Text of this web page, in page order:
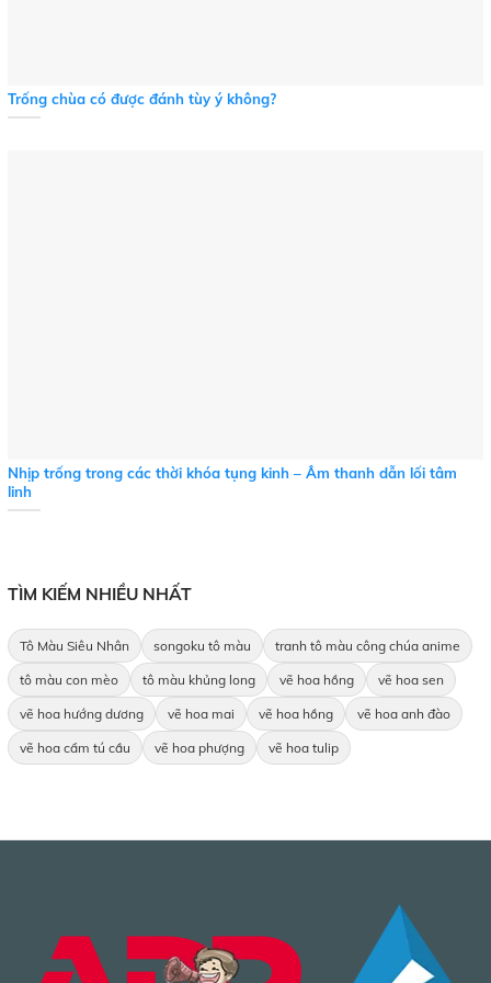
Trống chùa có được đánh tùy ý không?
Nhịp trống trong các thời khóa tụng kinh – Âm thanh dẫn lối tâm
linh
TÌM KIẾM NHIỀU NHẤT
Tô Màu Siêu Nhân songoku tô màu tranh tô màu công chúa anime
tô màu con mèo tô màu khủng long vẽ hoa hồng vẽ hoa sen
vẽ hoa hướng dương vẽ hoa mai vẽ hoa hồng vẽ hoa anh đào
vẽ hoa cẩm tú cầu vẽ hoa phượng vẽ hoa tulip